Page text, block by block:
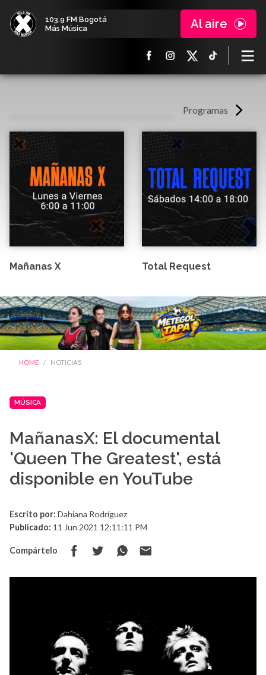
103.9 FM Bogotá
Más Música
Al aire
Programas
Mañanas X Total Request
HOME NOTICIAS
MÚSICA
MañanasX: El documental
'Queen The Greatest', está
disponible en YouTube
Escrito por: Dahiana Rodríguez
Publicado: 11 Jun 2021 12:11:11 PM
Compártelo